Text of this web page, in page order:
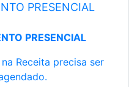
PRESENCIAL
PRESENCIAL
Receita precisa ser